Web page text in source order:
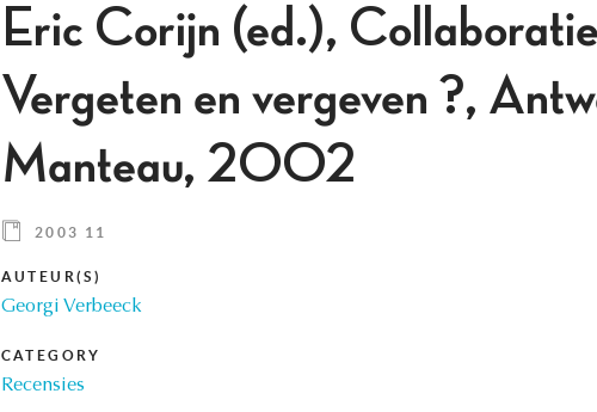
Eric Corijn (ed.),
Vergeten en vergeven ?,
Manteau, 2002
2003 11
AUTEUR(S)
Georgi Verbeeck
CATEGORY
Recensies